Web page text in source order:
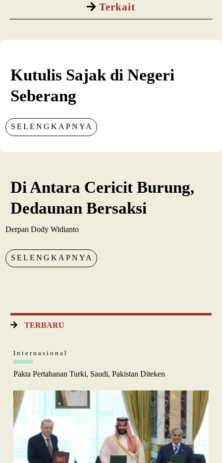
Terkait
Kutulis Sajak di Negeri
Seberang
SELENGKAPNYA
Di Antara Cericit Burung,
Dedaunan Bersaksi
Derpan Dody Widianto
SELENGKAPNYA
TERBARU
Internasional
Pakta Pertahanan Turki, Saudi, Pakistan Diteken